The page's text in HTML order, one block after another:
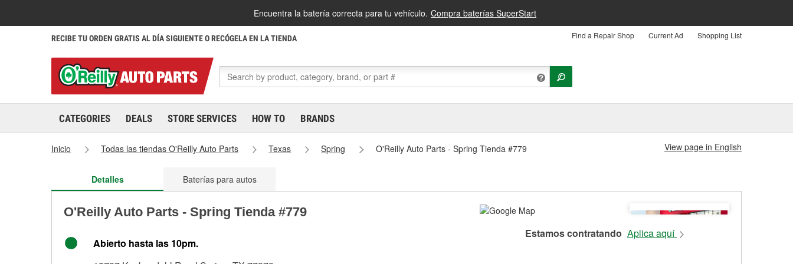
Encuentra la batería correcta para tu vehículo. Compra baterías SuperStart
RECIBE TU ORDEN GRATIS AL DÍA SIGUIENTE O RECÓGELA EN LA TIENDA Find a Repair Shop Current Ad Shopping List
CATEGORIES DEALS STORE SERVICES HOW TO BRANDS
Inicio Todas las tiendas O'Reilly Auto Parts Texas Spring O'Reilly Auto Parts - Spring Tienda #779 View page in English
Detalles Baterías para autos
O'Reilly Auto Parts - Spring Tienda #779
Abierto hasta las 10pm.
Estamos contratando Aplica aquí